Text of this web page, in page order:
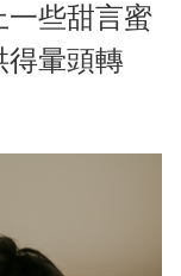
一些甜言蜜
得暈頭轉